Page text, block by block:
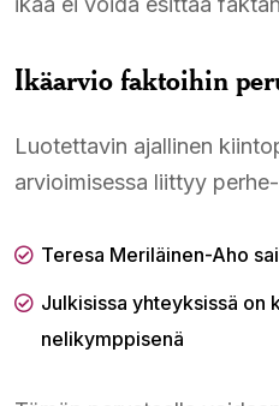
Ikäarvio faktoihin
Luotettavin ajallinen
arvioimisessa liittyy
Teresa Meriläinen-Aho
Julkisissa yhteyksissä on
nelikymppisenä